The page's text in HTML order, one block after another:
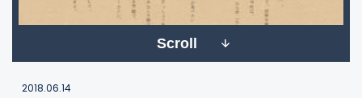
Scroll
2018.06.14